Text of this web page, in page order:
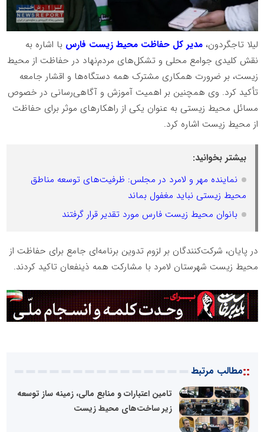
لیلا تاجگردون،مدیر کل حفاظت محیط زیست فارس با اشاره به
نقش کلیدی جوامع محلی و تشکل‌های مردم‌نهاد در حفاظت از محیط
زیست، بر ضرورت همکاری مشترک همه دستگاه‌ها و اقشار جامعه
تأکید کرد. وی همچنین بر اهمیت آموزش و آگاهی‌رسانی در خصوص
مسائل محیط زیستی به عنوان یکی از راهکارهای موثر برای حفاظت
از محیط زیست اشاره کرد.
بیشتر بخوانید:
نماینده مهر و لامرد در مجلس: ظرفیت‌های توسعه مناطق
محیط زیستی نباید مغفول بماند
بانوان محیط‌ زیست فارس مورد تقدیر قرار گرفتند
در پایان، شرکت‌کنندگان بر لزوم تدوین برنامه‌ای جامع برای حفاظت از
محیط زیست شهرستان لامرد با مشارکت همه ذینفعان تاکید کردند.
::مطالب مرتبط
تامین اعتبارات و منابع مالی، زمینه ساز توسعه
زیر ساخت‌های محیط زیست